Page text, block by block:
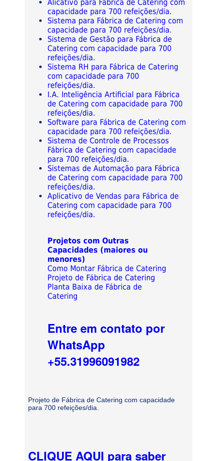
Alicativo para Fábrica de Catering com
capacidade para 700 refeições/dia.
Sistema para Fábrica de Catering com
capacidade para 700 refeições/dia.
Sistema de Gestão para Fábrica de
Catering com capacidade para 700
refeições/dia.
Sistema RH para Fábrica de Catering
com capacidade para 700
refeições/dia.
I.A. Inteligência Artificial para Fábrica
de Catering com capacidade para 700
refeições/dia.
Software para Fábrica de Catering com
capacidade para 700 refeições/dia.
Sistema de Controle de Processos
Fábrica de Catering com capacidade
para 700 refeições/dia.
Sistemas de Automação para Fábrica
de Catering com capacidade para 700
refeições/dia.
Aplicativo de Vendas para Fábrica de
Catering com capacidade para 700
refeições/dia.
Projetos com Outras
Capacidades (maiores ou
menores)
Como Montar Fábrica de Catering
Projeto de Fábrica de Catering
Planta Baixa de Fábrica de
Catering
Entre em contato por
WhatsApp
+55.31996091982
Projeto de Fábrica de Catering com capacidade
para 700 refeições/dia.
CLIQUE AQUI para saber